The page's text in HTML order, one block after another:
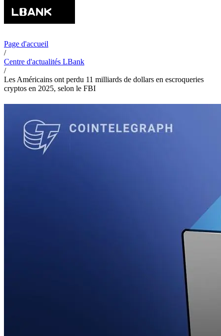
Page d'accueil
/
Centre d'actualités LBank
/
Les Américains ont perdu 11 milliards de dollars en escroqueries
cryptos en 2025, selon le FBI